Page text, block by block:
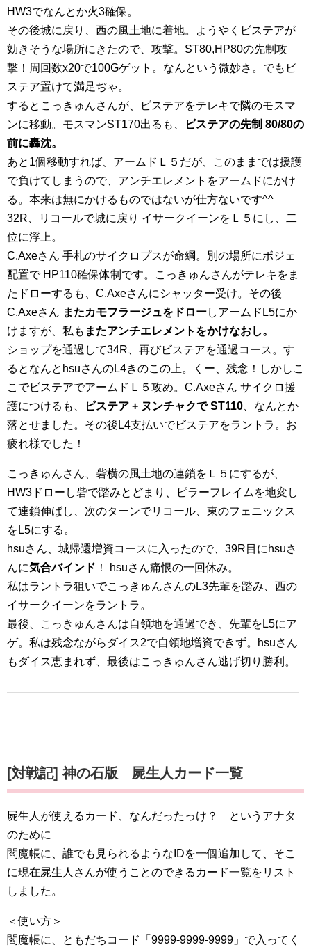
HW3でなんとか火3確保。
その後城に戻り、西の風土地に着地。ようやくビステアが
効きそうな場所にきたので、攻撃。ST80,HP80の先制攻
撃！周回数x20で100Gゲット。なんという微妙さ。でもビ
ステア置けて満足ぢゃ。
するとこっきゅんさんが、ビステアをテレキで隣のモスマ
ンに移動。モスマンST170出るも、
ビステアの先制 80/80の
前に轟沈。
あと1個移動すれば、アームドＬ５だが、このままでは援護
で負けてしまうので、アンチエレメントをアームドにかけ
る。本来は無にかけるものではないが仕方ないです^^
32R、リコールで城に戻り イサークイーンをＬ５にし、二
位に浮上。
C.Axeさん 手札のサイクロプスが命綱。別の場所にボジェ
配置で HP110確保体制です。こっきゅんさんがテレキをま
たドローするも、C.Axeさんにシャッター受け。その後
C.Axeさん またカモフラージュをドローしアームドL5にか
けますが、私も またアンチエレメントをかけなおし。
ショップを通過して34R、再びビステアを通過コース。す
るとなんとhsuさんのL4きのこの上。くー、残念！しかしこ
こでビステアでアームドＬ５攻め。C.Axeさん サイクロ援
護につけるも、
ビステア + ヌンチャクで ST110 、なんとか
落とせました。その後L4支払いでビステアをラントラ。お
疲れ様でした！
こっきゅんさん、砦横の風土地の連鎖をＬ５にするが、
HW3ドローし砦で踏みとどまり、ピラーフレイムを地変し
て連鎖伸ばし、次のターンでリコール、東のフェニックス
をL5にする。
hsuさん、城帰還増資コースに入ったので、39R目にhsuさ
んに気合バインド ！ hsuさん痛恨の一回休み。
私はラントラ狙いでこっきゅんさんのL3先輩を踏み、西の
イサークイーンをラントラ。
最後、こっきゅんさんは自領地を通過でき、先輩をL5にア
ゲ。私は残念ながらダイス2で自領地増資できず。hsuさん
もダイス恵まれず、最後はこっきゅんさん逃げ切り勝利。
[対戦記] 神の石版 屍生人カード一覧
屍生人が使えるカード、なんだったっけ？ というアナタ
のために
閻魔帳に、誰でも見られるようなIDを一個追加して、そこ
に現在屍生人さんが使うことのできるカード一覧をリスト
しました。
＜使い方＞
閻魔帳に、ともだちコード「9999-9999-9999」で入ってく